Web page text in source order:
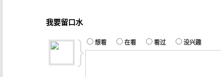
我要留口水
想看 在看 看过 没兴趣